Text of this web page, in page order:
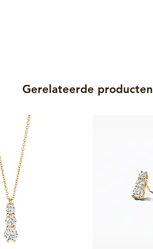
Gerelateerde producten